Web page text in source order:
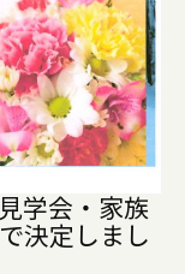
学会・家族
決定しまし